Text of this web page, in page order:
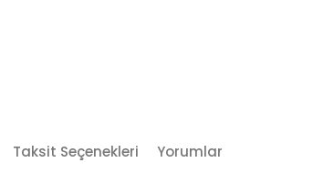
Taksit Seçenekleri Yorumlar